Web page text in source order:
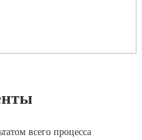
всего процесса